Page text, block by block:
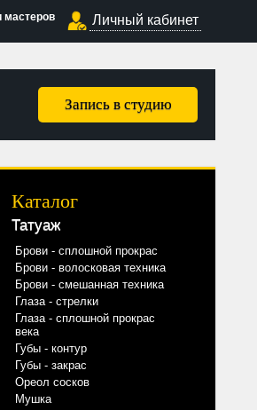
мастеров Личный кабинет
Запись в студию
Каталог
Татуаж
Брови - сплошной прокрас
Брови - волосковая техника
Брови - смешанная техника
Глаза - стрелки
Глаза - сплошной прокрас
века
Губы - контур
Губы - закрас
Ореол сосков
Мушка